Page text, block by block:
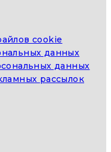
cookie
данных
данных
рассылок